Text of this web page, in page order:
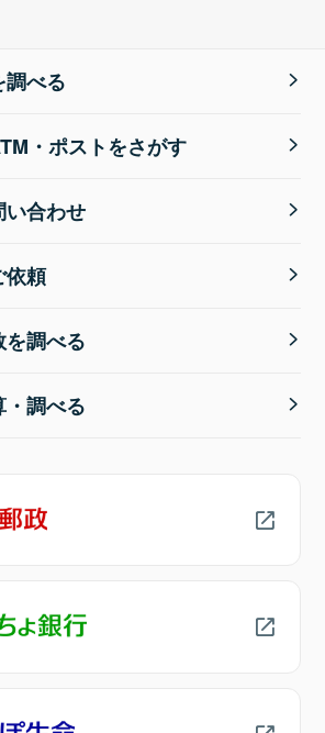
べる
・ポストをさがす
い合わせ
依頼
調べる
調べる